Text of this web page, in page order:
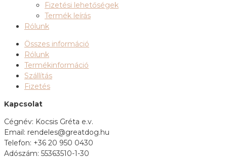
Fizetési lehetőségek
Termék leírás
Rólunk
Összes információ
Rólunk
Termékinformáció
Szállítás
Fizetés
Kapcsolat
Cégnév: Kocsis Gréta e.v.
Email: rendeles@greatdog.hu
Telefon: +36 20 950 0430
Adószám: 55363510-1-30